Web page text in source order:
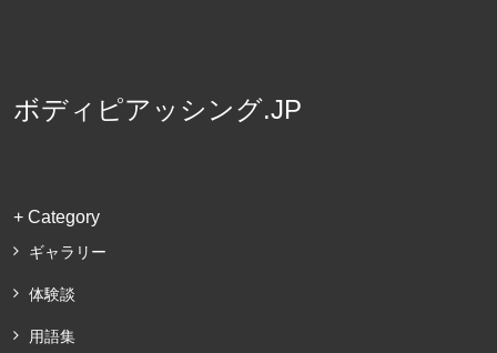
ボディピアッシング.JP
+ Category
ギャラリー
体験談
用語集